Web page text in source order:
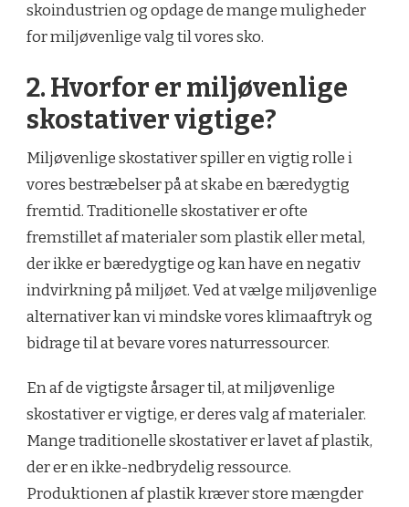
skoindustrien og opdage de mange muligheder
for miljøvenlige valg til vores sko.
2. Hvorfor er miljøvenlige
skostativer vigtige?
Miljøvenlige skostativer spiller en vigtig rolle i
vores bestræbelser på at skabe en bæredygtig
fremtid. Traditionelle skostativer er ofte
fremstillet af materialer som plastik eller metal,
der ikke er bæredygtige og kan have en negativ
indvirkning på miljøet. Ved at vælge miljøvenlige
alternativer kan vi mindske vores klimaaftryk og
bidrage til at bevare vores naturressourcer.
En af de vigtigste årsager til, at miljøvenlige
skostativer er vigtige, er deres valg af materialer.
Mange traditionelle skostativer er lavet af plastik,
der er en ikke-nedbrydelig ressource.
Produktionen af plastik kræver store mængder